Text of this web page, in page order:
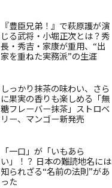
『豊臣兄弟！』で萩原護が演
じる武将・小堀正次とは？秀
長・秀吉・家康が重用、“出
家を重ねた実務派”の生涯
しっかり抹茶の味わい、さら
に果実の香りも楽しめる「無
糖フレーバー抹茶」ストロベ
リー、マンゴー新発売
「一口」が「いもあら
い」！？ 日本の難読地名には
知られざる“名前の法則”があ
った